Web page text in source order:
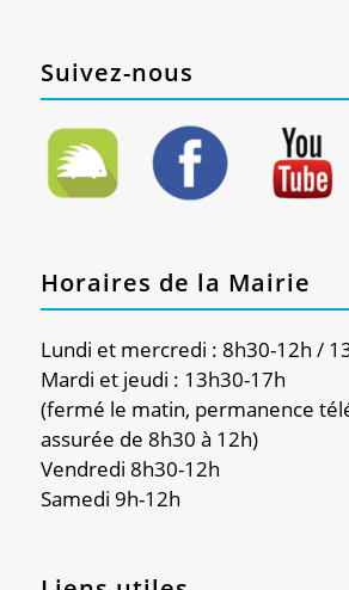
Suivez-nous
Horaires de la Mairie
Lundi et mercredi : 8h30-12h /
Mardi et jeudi : 13h30-17h
(fermé le matin, permanence
assurée de 8h30 à 12h)
Vendredi 8h30-12h
Samedi 9h-12h